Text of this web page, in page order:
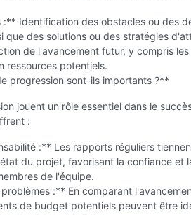
Identification des obstacles ou des
que des solutions ou des stratégies
de l'avancement futur, y compris
ressources potentiels.
progression sont-ils importants ?**
jouent un rôle essentiel dans le
:
:** Les rapports réguliers
du projet, favorisant la confiance et
de l'équipe.
:** En comparant
de budget potentiels peuvent être